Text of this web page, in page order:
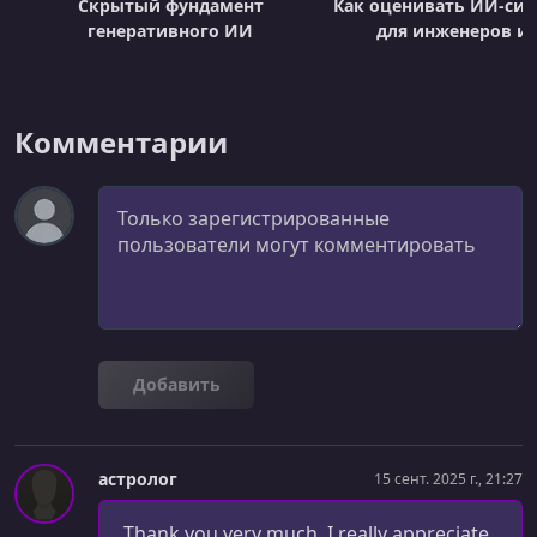
Скрытый фундамент
генеративного ИИ
Как оценивать ИИ-
для инженеров и
Комментарии
Комментарий
Добавить
астролог 15 сент. 2025 г., 21:27